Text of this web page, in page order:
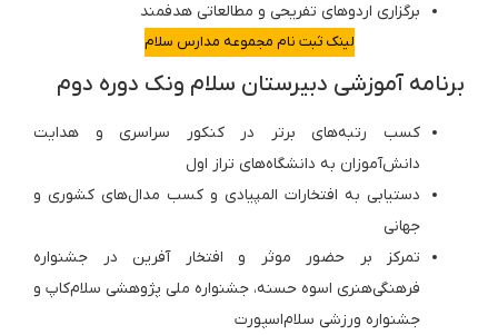
برگزاری اردوهای تفریحی و مطالعاتی هدفمند
لینک ثبت نام مجموعه مدارس سلام
برنامه آموزشی دبیرستان سلام ونک دوره دوم
کسب رتبه‌های برتر در کنکور سراسری و هدایت
دانش‌آموزان به دانشگاه‌های تراز اول
دستیابی به افتخارات المپیادی و کسب مدال‌های کشوری و
جهانی
تمرکز بر حضور موثر و افتخار آفرین در جشنواره
فرهنگی‌هنری اسوه حسنه، جشنواره ملی پژوهشی سلام‌کاپ و
جشنواره ورزشی سلام‌اسپورت